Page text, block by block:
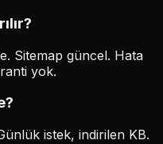
Sitemap güncel. Hata
yok.
istek, indirilen KB.